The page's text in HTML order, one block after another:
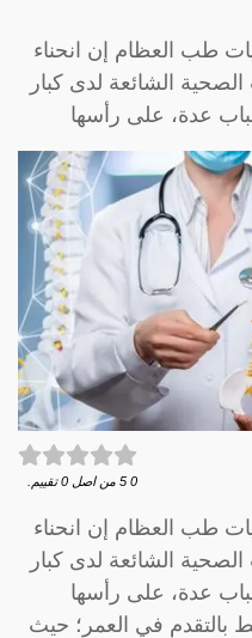
طب ‫العظام إن انحناء
الشائعة لدى كبار
عدة، على رأسها
0
5 من اصل 0 تقييم.
قال الاتحاد العام الألماني لجمعيات طب ‫العظام إن انحناء
الشائعة لدى كبار
عدة، على رأسها
والعضلات ‫المرتبط بالتقدم في العمر؛ حيث